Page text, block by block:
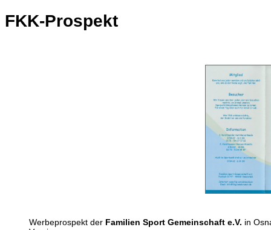
FKK-Prospekt
Werbeprospekt der Familien Sport Gemeinschaft e.V. in